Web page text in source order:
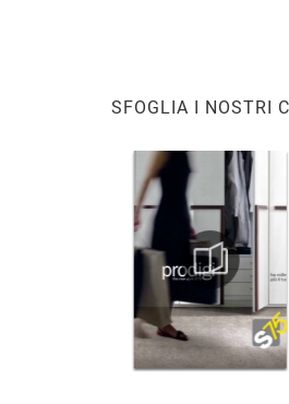
SFOGLIA I NOSTRI